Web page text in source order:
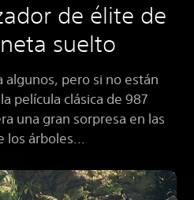
de élite de
suelto
algunos, pero si no están
película clásica de 987
una gran sorpresa en las
los árboles...